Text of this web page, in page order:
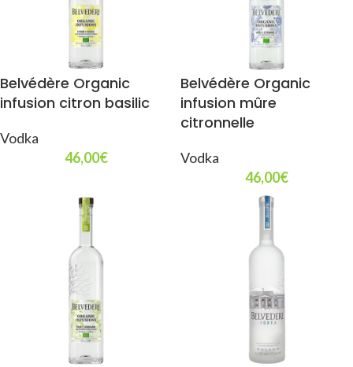
Belvédère Organic
infusion citron basilic
Vodka
46,00€
Belvédère Organic
infusion mûre
citronnelle
Vodka
46,00€